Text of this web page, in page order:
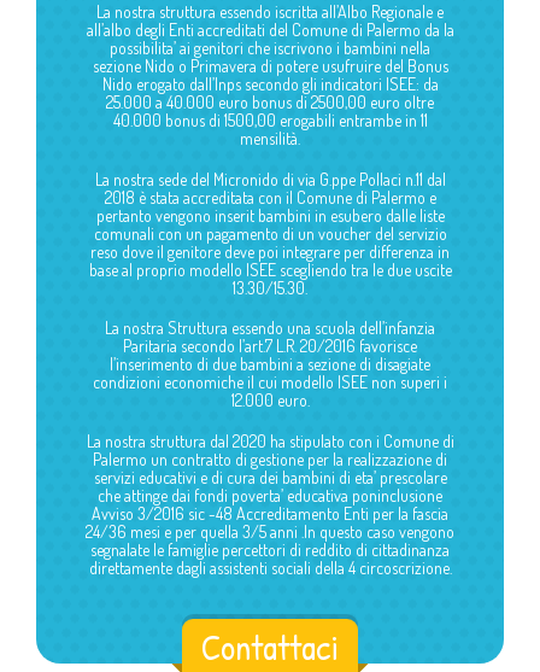
La nostra struttura essendo iscritta all’Albo Regionale e
all’albo degli Enti accreditati del Comune di Palermo da la
possibilita’ ai genitori che iscrivono i bambini nella
sezione Nido o Primavera di potere usufruire del Bonus
Nido erogato dall’Inps secondo gli indicatori ISEE: da
25.000 a 40.000 euro bonus di 2500,00 euro oltre
40.000 bonus di 1500,00 erogabili entrambe in 11
mensilità.
La nostra sede del Micronido di via G.ppe Pollaci n.11 dal
2018 è stata accreditata con il Comune di Palermo e
pertanto vengono inserit bambini in esubero dalle liste
comunali con un pagamento di un voucher del servizio
reso dove il genitore deve poi integrare per differenza in
base al proprio modello ISEE scegliendo tra le due uscite
13.30/15.30.
La nostra Struttura essendo una scuola dell’infanzia
Paritaria secondo l’art.7 L.R. 20/2016 favorisce
l’inserimento di due bambini a sezione di disagiate
condizioni economiche il cui modello ISEE non superi i
12.000 euro.
La nostra struttura dal 2020 ha stipulato con i Comune di
Palermo un contratto di gestione per la realizzazione di
servizi educativi e di cura dei bambini di eta’ prescolare
che attinge dai fondi poverta’ educativa poninclusione
Avviso 3/2016 sic -48 Accreditamento Enti per la fascia
24/36 mesi e per quella 3/5 anni .In questo caso vengono
segnalate le famiglie percettori di reddito di cittadinanza
direttamente dagli assistenti sociali della 4 circoscrizione.
Contattaci